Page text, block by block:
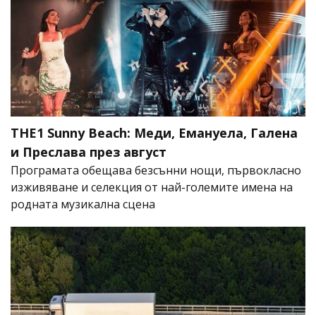
THE1 Sunny Beach: Меди, Емануела, Галена
и Преслава през август
Програмата обещава безсънни нощи, първокласно
изживяване и селекция от най-големите имена на
родната музикална сцена